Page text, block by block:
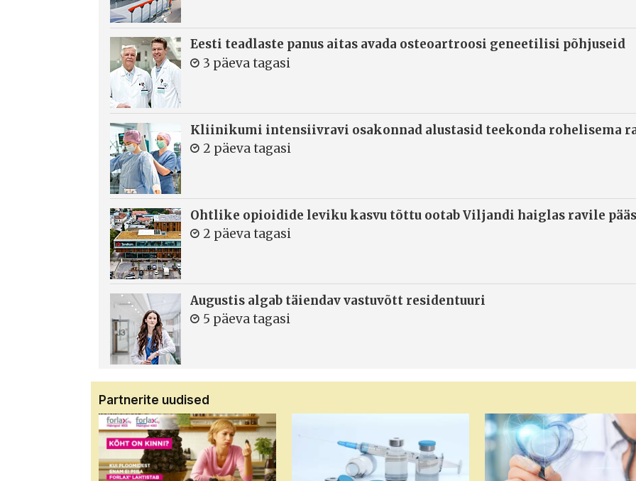
Eesti teadlaste panus aitas avada osteoartroosi geneetilisi põhjuseid
3 päeva tagasi
Kliinikumi intensiivravi osakonnad alustasid teekonda rohelisema
2 päeva tagasi
Ohtlike opioidide leviku kasvu tõttu ootab Viljandi haiglas ravile
2 päeva tagasi
Augustis algab täiendav vastuvõtt residentuuri
5 päeva tagasi
Partnerite uudised